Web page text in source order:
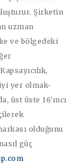
Şirketin
uzman
ve bölgedeki
yer olmak-
üst üste 16'ıncı
olduğunu
güç